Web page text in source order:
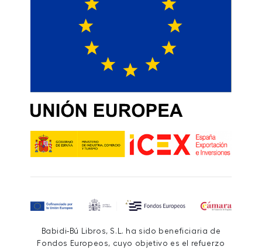
Babidi-Bú Libros, S.L. ha sido beneficiaria de
Fondos Europeos, cuyo objetivo es el refuerzo